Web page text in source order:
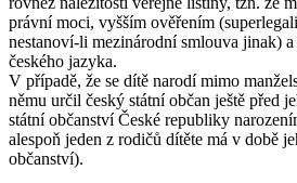
právní moci, vyšším ověřením
nestanoví-li mezinárodní smlouva jinak)
českého jazyka.
V případě, že se dítě narodí mimo
němu určil český státní občan ještě před
státní občanství České republiky
alespoň jeden z rodičů dítěte má v době
občanství).